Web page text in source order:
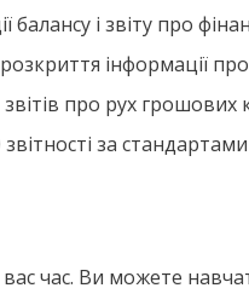
і звіту про
інформації про
про рух грошових
за стандартами
час. Ви можете